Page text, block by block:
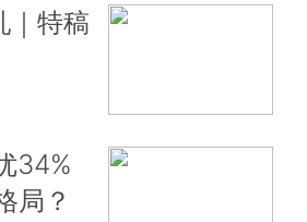
｜特稿
34%
局？